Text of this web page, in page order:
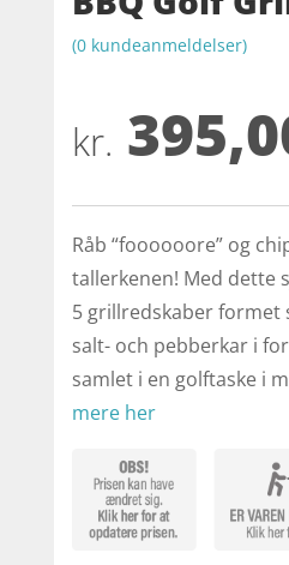
(0kundeanmeldelser)
kr.
Råb “foooooore” og
tallerkenen! Med dette
5 grillredskaber formet
salt- och pebberkar i
samlet i en golftaske i
mere her